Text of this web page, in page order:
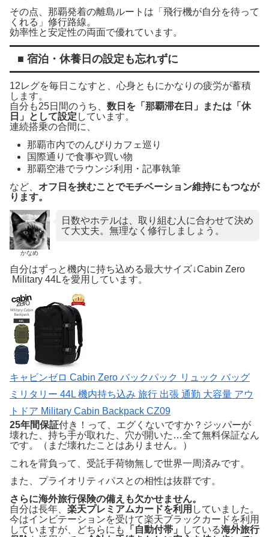
その点、那覇発着の離島ルートは「飛行機が自分を待って
くれる」修行路線。
効率性と安定性の両面で優れています。
■ 宿泊・休養日の設定も忘れずに
12レグを毎日こなすと、心身ともにかなりの疲労が蓄積
します。
自分も25日間のうち、 数日を「那覇滞在日」または「休
日」として設定 しています。
連続搭乗の合間に、
那覇市内でのんびりカフェ巡り
国際通りで食事や買い物
那覇空港でラウンジ利用・記事執筆
など、 オフ日を挟むことでモチベーション維持にもつなが
ります。
かなめ
日数やホテルは、取り組む人に合わせて決め
て大丈夫。無理なく修行しましょう。
自分はずっと機内に持ち込める最大サイズ↓Cabin Zero
Military 44Lを愛用しています。
キャビンゼロ Cabin Zero バックパック リュック バッグ
ミリタリー 44L 機内持ち込み 旅行 出張 通勤 大容量 アウ
トドア Military Cabin Backpack CZ09
25年間保証付き！って、エグくないですか？ジッパーが
壊れた、持ち手が取れた、穴が開いた…全て無料保証なん
です。（まだ壊れたことはありません。）
これを背負って、受託手荷物無しで世界一周済みです。
また、プライオリティパスとの相性は抜群です。
さらに海外旅行保険の備えも欠かせません。
自分は長年、 楽天プレミアムカードを利用 していました。
今はインビテーションを受けて楽天ブラックカードを利用
していますが、どちらにも
「自動付帯」 している海外旅行